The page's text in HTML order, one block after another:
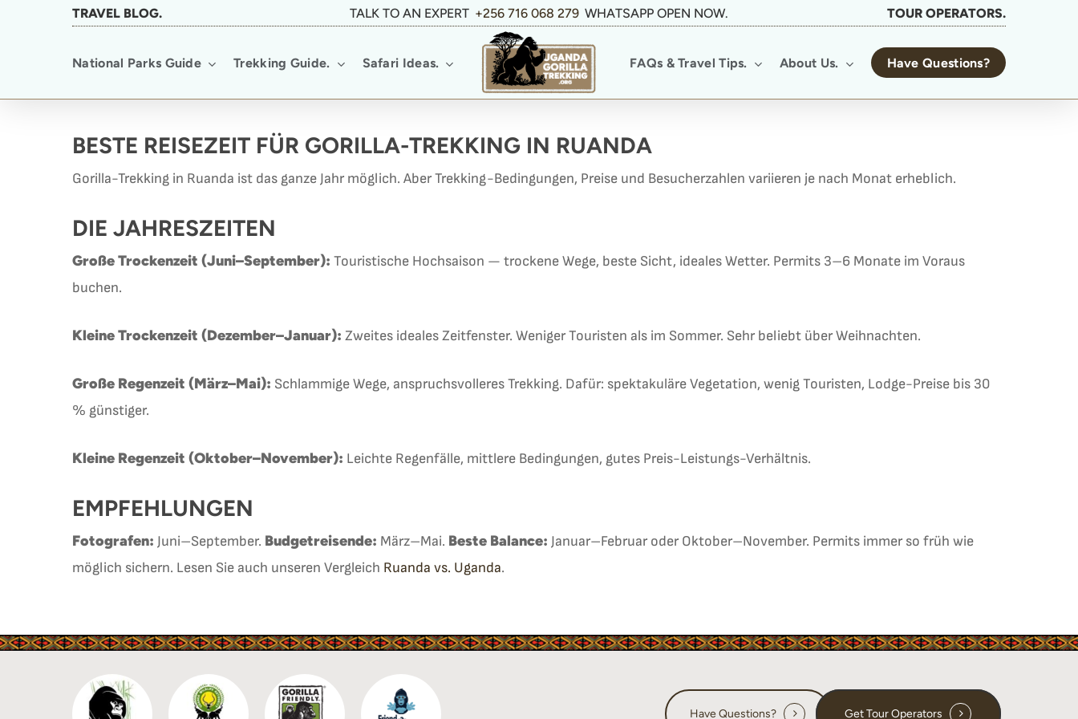
TRAVEL BLOG. TALK TO AN EXPERT +256 716 068 279 WHATSAPP OPEN NOW. TOUR OPERATORS.
National Parks Guide Trekking Guide. Safari Ideas. FAQs & Travel Tips. About Us. Have Questions?
BESTE REISEZEIT FÜR GORILLA-TREKKING IN RUANDA
Gorilla-Trekking in Ruanda ist das ganze Jahr möglich. Aber Trekking-Bedingungen, Preise und Besucherzahlen variieren je nach Monat erheblich.
DIE JAHRESZEITEN
Große Trockenzeit (Juni–September): Touristische Hochsaison — trockene Wege, beste Sicht, ideales Wetter. Permits 3–6 Monate im Voraus
buchen.
Kleine Trockenzeit (Dezember–Januar): Zweites ideales Zeitfenster. Weniger Touristen als im Sommer. Sehr beliebt über Weihnachten.
Große Regenzeit (März–Mai): Schlammige Wege, anspruchsvolleres Trekking. Dafür: spektakuläre Vegetation, wenig Touristen, Lodge-Preise bis 30
% günstiger.
Kleine Regenzeit (Oktober–November): Leichte Regenfälle, mittlere Bedingungen, gutes Preis-Leistungs-Verhältnis.
EMPFEHLUNGEN
Fotografen: Juni–September. Budgetreisende: März–Mai. Beste Balance: Januar–Februar oder Oktober–November. Permits immer so früh wie
möglich sichern. Lesen Sie auch unseren Vergleich Ruanda vs. Uganda.
Have Questions? Get Tour Operators